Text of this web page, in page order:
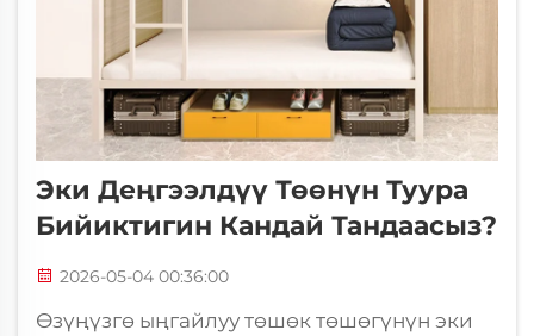
Эки Деңгээлдүү Төөнүн Туура
Бийиктигин Кандай Тандаасыз?
2026-05-04 00:36:00
Өзүңүзгө ыңгайлуу төшөк төшөгүнүн эки